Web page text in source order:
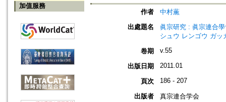
加值服務
作者
中村薫
出處題名
眞宗研究 : 眞宗連合
シュウ レンゴウ ガッ
卷期
v.55
出版日期 2011.01
頁次 186 - 207
出版者
真宗連合学会